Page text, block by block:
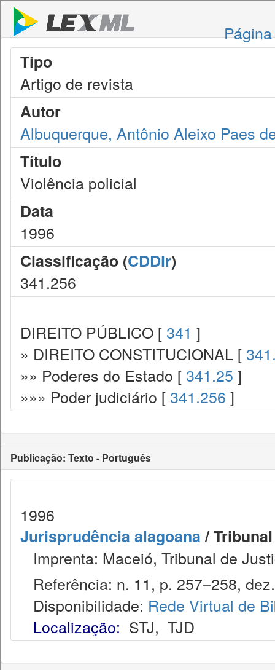
Tipo
Artigo de revista
Autor
Albuquerque, Antônio Aleixo Paes
Título
Violência policial
Data
1996
Classificação (CDDir)
341.256
DIREITO PÚBLICO [ 341 ]
» DIREITO CONSTITUCIONAL [
»» Poderes do Estado [ 341.25 ]
»»» Poder judiciário [ 341.256 ]
Publicação: Texto - Português
1996
Jurisprudência alagoana/
Imprenta: Maceió, Tribunal de
Referência: n. 11, p. 257–258,
Disponibilidade: Rede Virtual de
Localização: STJ, TJD